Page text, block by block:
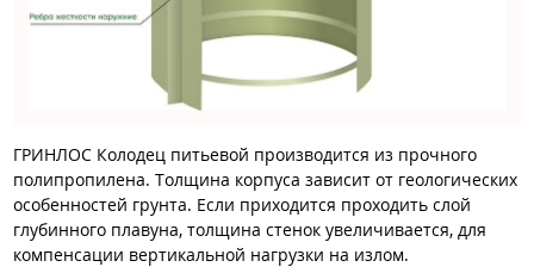
ГРИНЛОС Колодец питьевой производится из прочного
полипропилена. Толщина корпуса зависит от геологических
особенностей грунта. Если приходится проходить слой
глубинного плавуна, толщина стенок увеличивается, для
компенсации вертикальной нагрузки на излом.